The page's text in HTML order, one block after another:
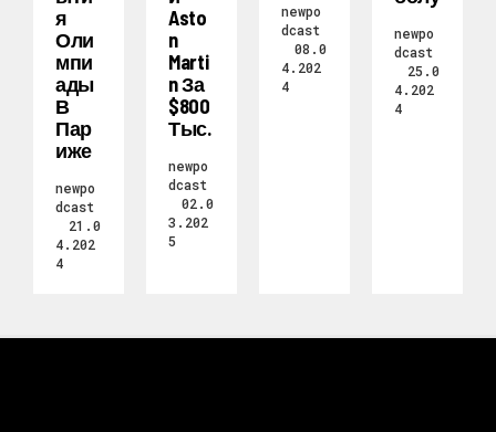
Я
Оли
Мпи
Ады
В
Пар
Иже
newpo
dcast
21.0
4.202
4
Asto
N
Marti
N За
$800
Тыс.
newpo
dcast
02.0
3.202
5
newpo
dcast
08.0
4.202
4
newpo
dcast
25.0
4.202
4